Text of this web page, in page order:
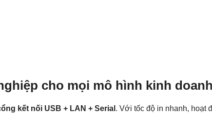
cho mọi mô hình kinh
kết nối USB + LAN + Serial . Với tốc độ in nhanh, hoạt